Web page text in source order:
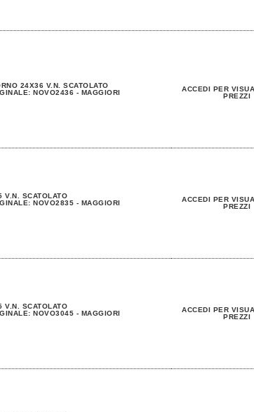
24X36 V.N. SCATOLATO
NOVO2436 - MAGGIORI
ACCEDI PER
PREZZI
V.N. SCATOLATO
NOVO2835 - MAGGIORI
ACCEDI PER
PREZZI
V.N. SCATOLATO
NOVO3045 - MAGGIORI
ACCEDI PER
PREZZI